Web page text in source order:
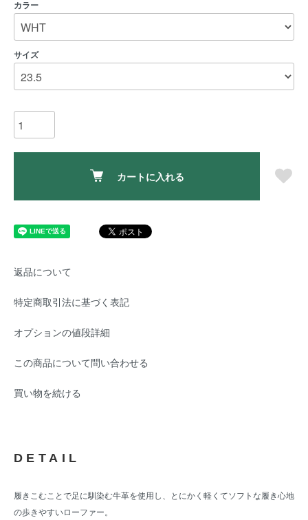
カラー
サイズ
カートに入れる
返品について
特定商取引法に基づく表記
オプションの値段詳細
この商品について問い合わせる
買い物を続ける
DETAIL
履きこむことで足に馴染む牛革を使用し、とにかく軽くてソフトな履き心地
の歩きやすいローファー。